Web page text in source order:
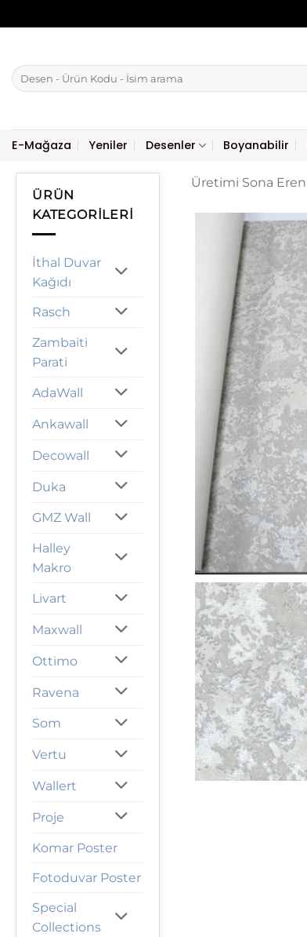
Ara:
E-Mağaza Yeniler Desenler Boyanabilir
ÜRÜN
KATEGORILERI
İthal Duvar
Kağıdı
Rasch
Zambaiti
Parati
AdaWall
Ankawall
Decowall
Duka
GMZ Wall
Halley
Makro
Livart
Maxwall
Ottimo
Ravena
Som
Vertu
Wallert
Proje
Komar Poster
Fotoduvar Poster
Special
Collections
Üretimi Sona Eren